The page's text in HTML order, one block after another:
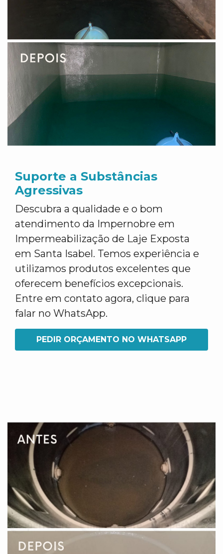
Suporte a Substâncias
Agressivas
Descubra a qualidade e o bom
atendimento da Impernobre em
Impermeabilização de Laje Exposta
em Santa Isabel. Temos experiência e
utilizamos produtos excelentes que
oferecem benefícios excepcionais.
Entre em contato agora, clique para
falar no WhatsApp.
PEDIR ORÇAMENTO NO WHATSAPP